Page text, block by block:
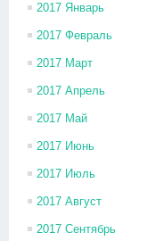
2017 Январь
2017 Февраль
2017 Март
2017 Апрель
2017 Май
2017 Июнь
2017 Июль
2017 Август
2017 Сентябрь